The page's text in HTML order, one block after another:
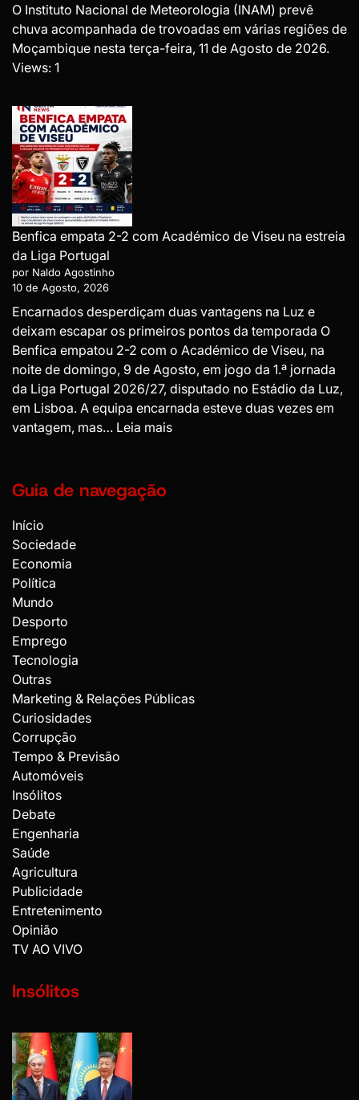
O Instituto Nacional de Meteorologia (INAM) prevê
chuva acompanhada de trovoadas em várias regiões de
Moçambique nesta terça-feira, 11 de Agosto de 2026.
Views: 1
Benfica empata 2-2 com Académico de Viseu na estreia
da Liga Portugal
por Naldo Agostinho
10 de Agosto, 2026
Encarnados desperdiçam duas vantagens na Luz e
deixam escapar os primeiros pontos da temporada O
Benfica empatou 2-2 com o Académico de Viseu, na
noite de domingo, 9 de Agosto, em jogo da 1.ª jornada
da Liga Portugal 2026/27, disputado no Estádio da Luz,
em Lisboa. A equipa encarnada esteve duas vezes em
vantagem, mas… Leia mais:
Guia de navegação
Início
Sociedade
Economia
Política
Mundo
Desporto
Emprego
Tecnologia
Outras
Marketing & Relações Públicas
Curiosidades
Corrupção
Tempo & Previsão
Automóveis
Insólitos
Debate
Engenharia
Saúde
Agricultura
Publicidade
Entretenimento
Opinião
TV AO VIVO
Insólitos